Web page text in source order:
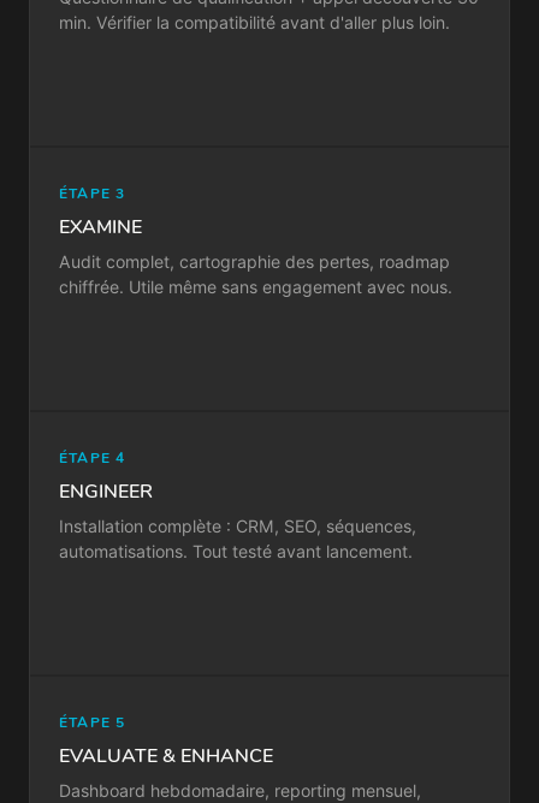
min. Vérifier la compatibilité avant d'aller plus loin.
ÉTAPE 3
EXAMINE
Audit complet, cartographie des pertes, roadmap
chiffrée. Utile même sans engagement avec nous.
ÉTAPE 4
ENGINEER
Installation complète : CRM, SEO, séquences,
automatisations. Tout testé avant lancement.
ÉTAPE 5
EVALUATE & ENHANCE
Dashboard hebdomadaire, reporting mensuel,